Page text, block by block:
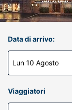
Data di arrivo:
Lun 10 Agosto
Viaggiatori